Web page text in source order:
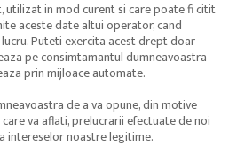
in mod curent si care poate fi citit
aceste date altui operator, cand
Puteti exercita acest drept doar
pe consimtamantul dumneavoastra
prin mijloace automate.
de a va opune, din motive
va aflati, prelucrarii efectuate de noi
intereselor noastre legitime.